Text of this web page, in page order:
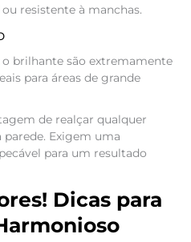
resistente à manchas.
brilhante são extremamente
para áreas de grande
de realçar qualquer
Exigem uma
para um resultado
Dicas para